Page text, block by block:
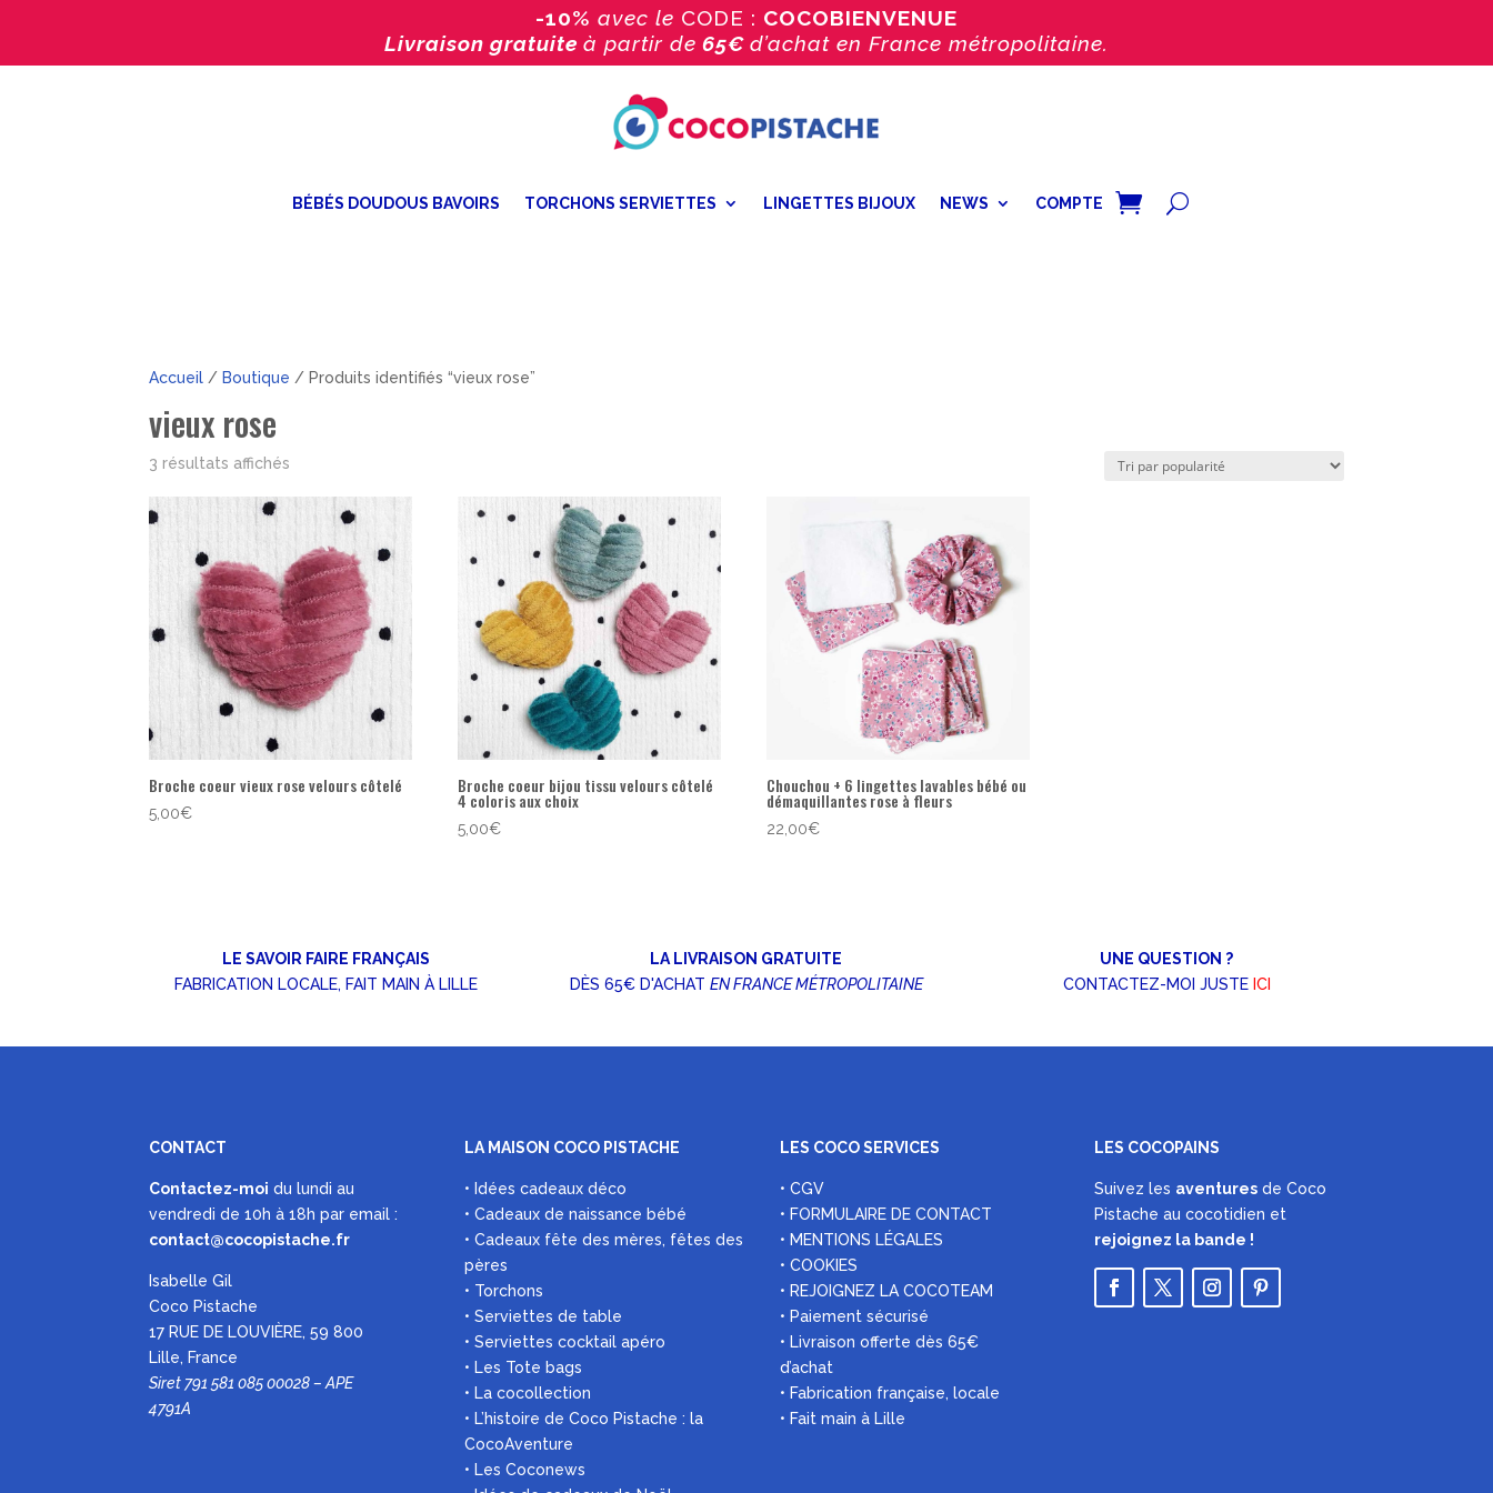
-10% avec le CODE : COCOBIENVENUE
Livraison gratuite à partir de 65€ d’achat en France métropolitaine.
BÉBÉS DOUDOUS BAVOIRS TORCHONS SERVIETTES LINGETTES BIJOUX NEWS COMPTE
Accueil / Boutique / Produits identifiés “vieux rose”
vieux rose
3 résultats affichés
popularité
Broche coeur vieux rose velours côtelé
5,00€
Broche coeur bijou tissu velours côtelé
4 coloris aux choix
5,00€
Chouchou + 6 lingettes lavables bébé ou
démaquillantes rose à fleurs
22,00€
LE SAVOIR FAIRE FRANÇAIS
FABRICATION LOCALE, FAIT MAIN À LILLE
LA LIVRAISON GRATUITE
DÈS 65€ D'ACHAT EN FRANCE MÉTROPOLITAINE
UNE QUESTION ?
CONTACTEZ-MOI JUSTE ICI
CONTACT
Contactez-moi du lundi au
vendredi de 10h à 18h par email :
contact@cocopistache.fr
Isabelle Gil
Coco Pistache
17 RUE DE LOUVIÈRE, 59 800
Lille, France
Siret 791 581 085 00028 – APE
4791A
LA MAISON COCO PISTACHE
• Idées cadeaux déco
• Cadeaux de naissance bébé
• Cadeaux fête des mères, fêtes des
pères
• Torchons
• Serviettes de table
• Serviettes cocktail apéro
• Les Tote bags
• La cocollection
• L’histoire de Coco Pistache : la
CocoAventure
• Les Coconews
LES COCO SERVICES
• CGV
• FORMULAIRE DE CONTACT
• MENTIONS LÉGALES
• COOKIES
• REJOIGNEZ LA COCOTEAM
• Paiement sécurisé
• Livraison offerte dès 65€
d’achat
• Fabrication française, locale
• Fait main à Lille
LES COCOPAINS
Suivez les aventures de Coco
Pistache au cocotidien et
rejoignez la bande !